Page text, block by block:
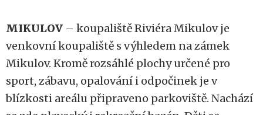
MIKULOV – koupaliště Riviéra Mikulov je
venkovní koupaliště s výhledem na zámek
Mikulov. Kromě rozsáhlé plochy určené pro
sport, zábavu, opalování i odpočinek je v
blízkosti areálu připraveno parkoviště. Nachází